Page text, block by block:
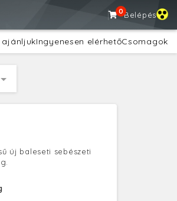
0Belépés
ajánljukIngyenesen elérhetőCsomagok
új baleseti sebészeti